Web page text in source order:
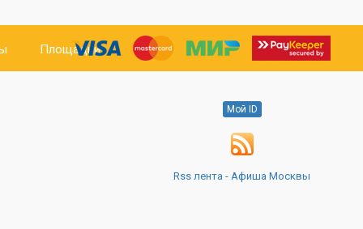
Площадки
Мой ID
Rss лента - Афиша Москвы